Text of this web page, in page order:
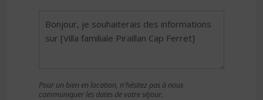
Pour un bien en location, n'hésitez pas à nous
communiquer les dates de votre séjour.